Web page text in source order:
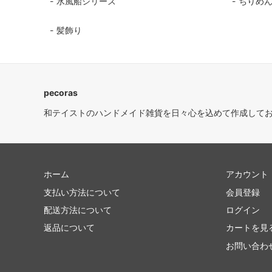
髪飾り
pecoras
和テイストのハンドメイド雑貨を日々心を込めて作成してお
ホーム
支払い方法について
配送方法について
返品について
アカウント
会員登録
ログイン
カートを見
お問い合わ